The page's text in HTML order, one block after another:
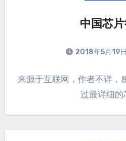
中国芯
2018年5月19日
来源于互联网，作者不详，
过最详细的